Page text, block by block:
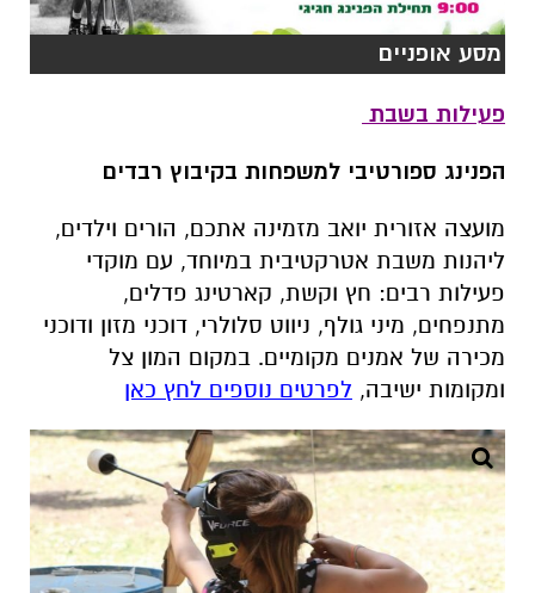
מסע אופניים
פעילות בשבת
הפנינג ספורטיבי למשפחות בקיבוץ רבדים
מועצה אזורית יואב מזמינה אתכם, הורים וילדים,
ליהנות משבת אטרקטיבית במיוחד, עם מוקדי
פעילות רבים: חץ וקשת, קארטינג פדלים,
מתנפחים, מיני גולף, ניווט סלולרי, דוכני מזון ודוכני
מכירה של אמנים מקומיים. במקום המון צל
ומקומות ישיבה, לפרטים נוספים לחץ כאן